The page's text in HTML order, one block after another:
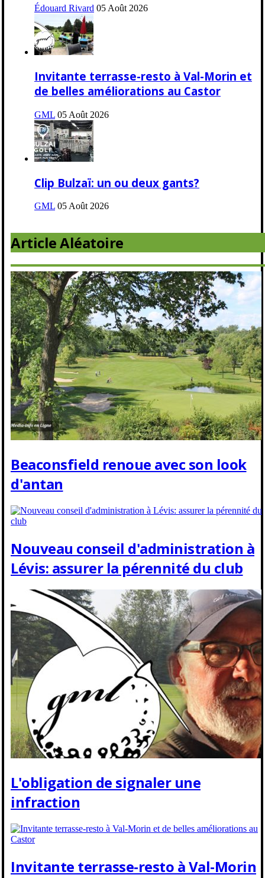
Édouard Rivard 05 Août 2026
Invitante terrasse-resto à Val-Morin et
de belles améliorations au Castor
GML 05 Août 2026
Clip Bulzaï: un ou deux gants?
GML 05 Août 2026
Article Aléatoire
Beaconsfield renoue avec son look
d'antan
Nouveau conseil d'administration à
Lévis: assurer la pérennité du club
L'obligation de signaler une
infraction
Invitante terrasse-resto à Val-Morin